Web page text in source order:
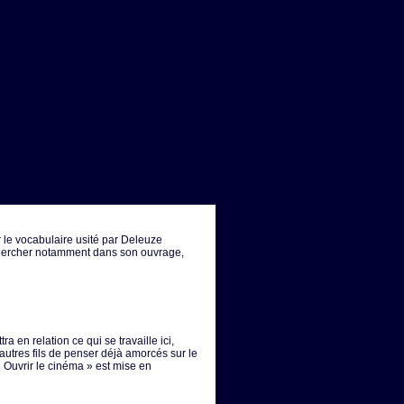
vocabulaire usité par Deleuze
notamment dans son ouvrage,
en relation ce qui se travaille ici,
fils de penser déjà amorcés sur le
le cinéma » est mise en